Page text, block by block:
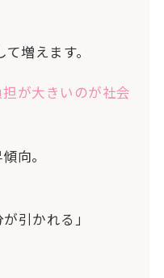
増えます。
が大きいのが社会
向。
引かれる」